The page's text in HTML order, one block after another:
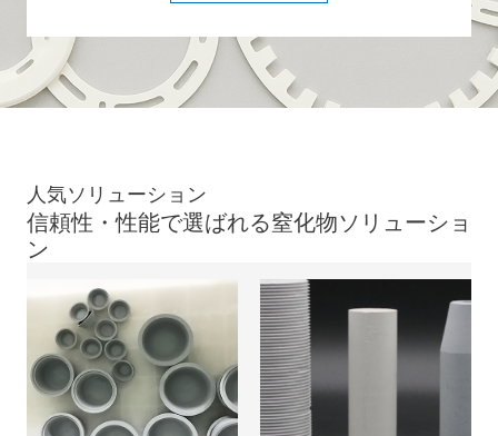
人気ソリューション
信頼性・性能で選ばれる窒化物ソリューショ
ン